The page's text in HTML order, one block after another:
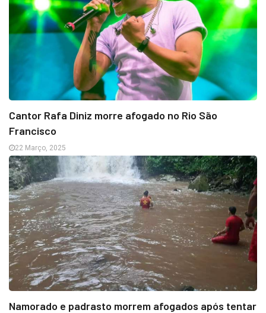
Cantor Rafa Diniz morre afogado no Rio São
Francisco
22 Março, 2025
Namorado e padrasto morrem afogados após tentar